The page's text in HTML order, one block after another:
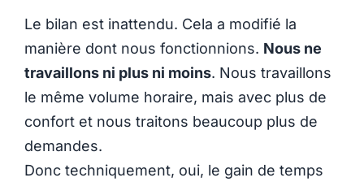
Le bilan est inattendu. Cela a modifié la
manière dont nous fonctionnions. Nous ne
travaillons ni plus ni moins. Nous travaillons
le même volume horaire, mais avec plus de
confort et nous traitons beaucoup plus de
demandes.
Donc techniquement, oui, le gain de temps